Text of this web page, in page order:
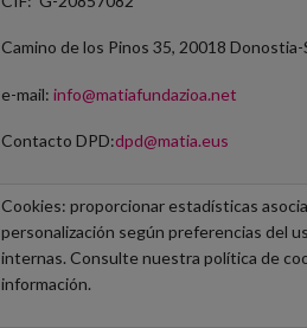
Camino de los Pinos 35, 20018 Donostia-
e-mail:info@matiafundazioa.net
Contacto DPD:dpd@matia.eus
Cookies: proporcionar estadísticas
personalización según preferencias del
internas. Consulte nuestra política de
información.